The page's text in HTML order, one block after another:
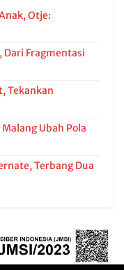
Otje:
Dari Fragmentasi
Tekankan
Ubah Pola
Terbang Dua